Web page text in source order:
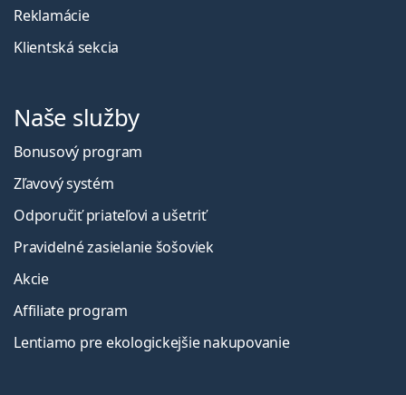
Reklamácie
Klientská sekcia
Naše služby
Bonusový program
Zľavový systém
Odporučiť priateľovi a ušetriť
Pravidelné zasielanie šošoviek
Akcie
Affiliate program
Lentiamo pre ekologickejšie nakupovanie